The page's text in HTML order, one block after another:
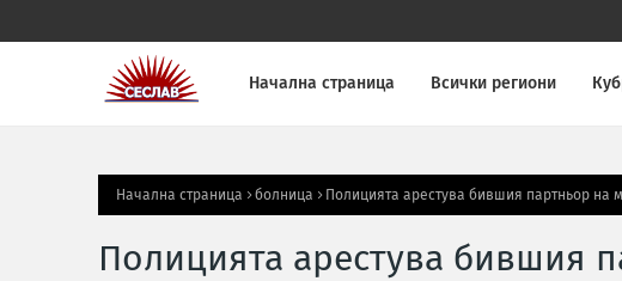
Начална страница Всички региони
Начална страница болница Полицията арестува бившия партньор на
Полицията арестува бившия